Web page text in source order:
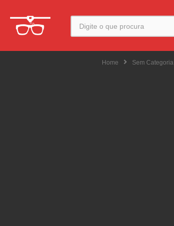
Home Sem Categoria